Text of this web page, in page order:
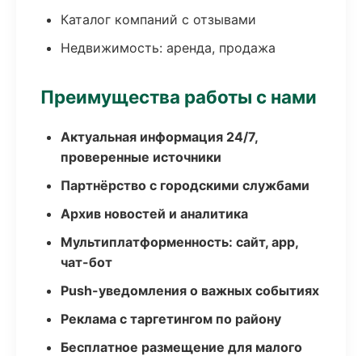
Каталог компаний с отзывами
Недвижимость: аренда, продажа
Преимущества работы с нами
Актуальная информация 24/7,
проверенные источники
Партнёрство с городскими службами
Архив новостей и аналитика
Мультиплатформенность: сайт, app,
чат-бот
Push-уведомления о важных событиях
Реклама с таргетингом по району
Бесплатное размещение для малого